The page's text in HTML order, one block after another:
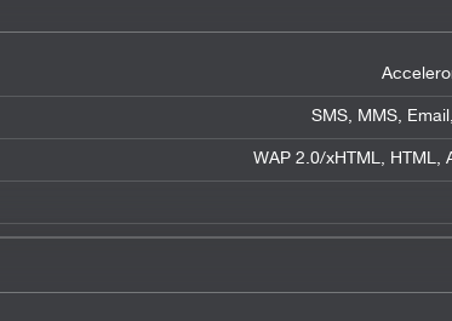
SMS, MMS,
WAP 2.0/xHTML, HTML,